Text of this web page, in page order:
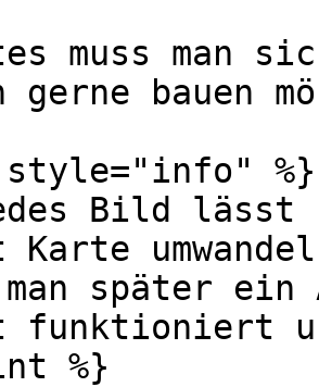
muss man
gerne bauen
%}
Bild lässt
man später
funktioniert
%}